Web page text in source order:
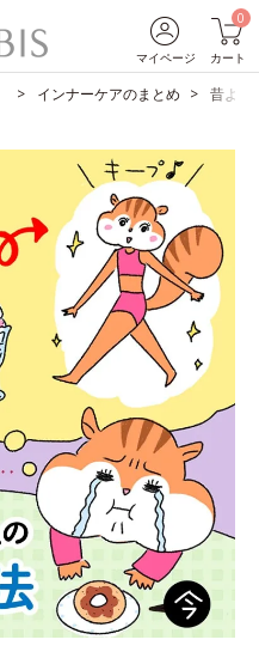
マイページ
0
カート
インナーケアのまとめ 昔より